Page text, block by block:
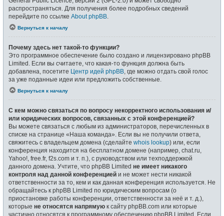
распространяться. Для получения более подробных сведений
перейдите по ссылке About phpBB
Вернуться к началу
Почему здесь нет такой-то функции?
Это программное обеспечение было создано и лицензировано phpBB
Limited. Если вы считаете, что какая-то функция должна быть
добавлена, посетите Центр идей phpBB , где можно отдать свой голос
за уже поданные идеи или предложить собственные.
Вернуться к началу
С кем можно связаться по вопросу некорректного использования и/
или юридических вопросов, связанных с этой конференцией?
Вы можете связаться с любым из администраторов, перечисленных в
списке на странице «Наша команда». Если вы не получили ответа,
свяжитесь с владельцем домена (сделайте whois lookup) или, если
конференция находится на бесплатном домене (например, chat.ru,
Yahoo!, free.fr, f2s.com и т. п.), с руководством или техподдержкой
данного домена. Учтите, что phpBB Limited не имеет никакого
контроля над данной конференцией и не может нести никакой
ответственности за то, кем и как данная конференция используется. Не
обращайтесь к phpBB Limited по юридическим вопросам (о
приостановке работы конференции, ответственности за неё и т. д.),
которые не относятся напрямую к сайту phpBB.com или которые
частично относятся к программному обеспечению phpBB Limited. Если